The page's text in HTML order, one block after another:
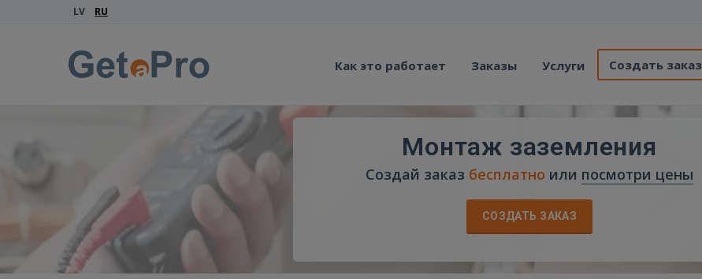
LV RU
Как это работает Заказы Услуги Создать заказ
Монтаж заземления
Создай заказ бесплатно или посмотри цены
СОЗДАТЬ ЗАКАЗ